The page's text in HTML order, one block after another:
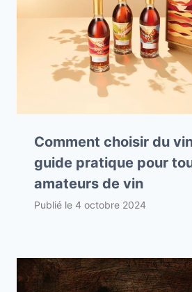
Comment choisir du
guide pratique pour
amateurs de vin
Publié le 4 octobre 2024